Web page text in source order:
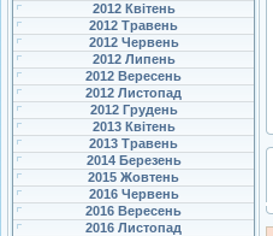
2012 Квітень
2012 Травень
2012 Червень
2012 Липень
2012 Вересень
2012 Листопад
2012 Грудень
2013 Квітень
2013 Травень
2014 Березень
2015 Жовтень
2016 Червень
2016 Вересень
2016 Листопад